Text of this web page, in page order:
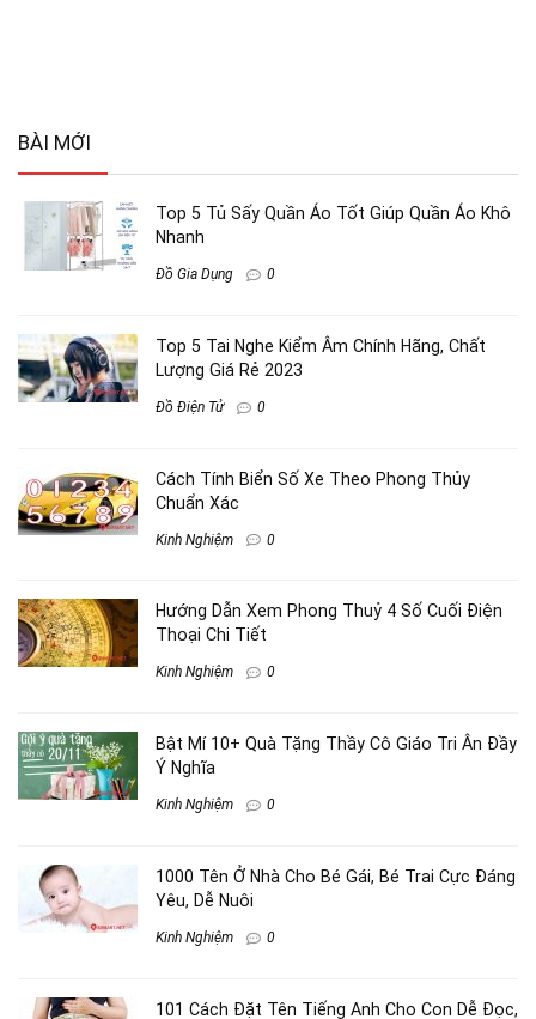
BÀI MỚI
Top 5 Tủ Sấy Quần Áo Tốt Giúp Quần Áo Khô
Nhanh
Đồ Gia Dụng 0
Top 5 Tai Nghe Kiểm Âm Chính Hãng, Chất
Lượng Giá Rẻ 2023
Đồ Điện Tử 0
Cách Tính Biển Số Xe Theo Phong Thủy
Chuẩn Xác
Kinh Nghiệm 0
Hướng Dẫn Xem Phong Thuỷ 4 Số Cuối Điện
Thoại Chi Tiết
Kinh Nghiệm 0
Bật Mí 10+ Quà Tặng Thầy Cô Giáo Tri Ân Đầy
Ý Nghĩa
Kinh Nghiệm 0
1000 Tên Ở Nhà Cho Bé Gái, Bé Trai Cực Đáng
Yêu, Dễ Nuôi
Kinh Nghiệm 0
101 Cách Đặt Tên Tiếng Anh Cho Con Dễ Đọc,